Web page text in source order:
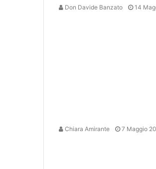
Don Davide Banzato 14
Chiara Amirante 7 Maggio